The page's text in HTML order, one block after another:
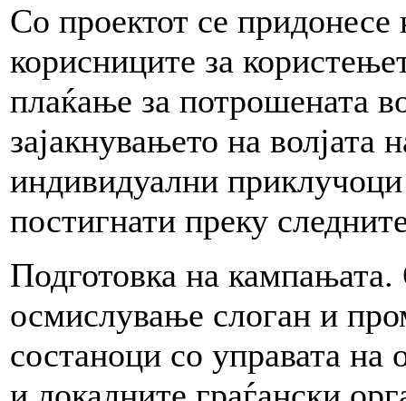
Со проектот се придонесе
корисниците за
плаќање за потрошената
зајакнувањето на волјата
индивидуални
постигнати преку
Подготовка на
осмислување слоган и
состаноци со управата